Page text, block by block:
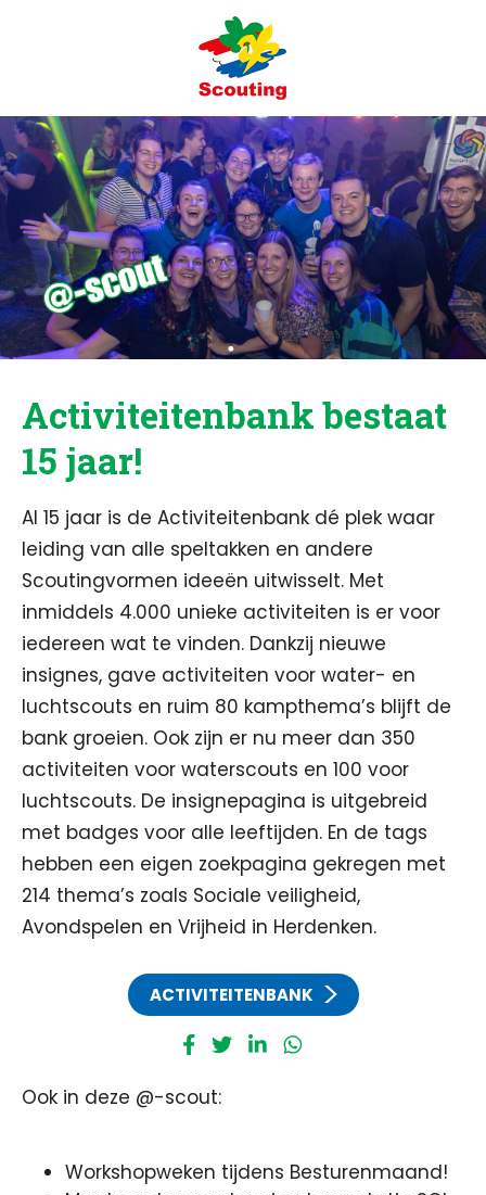
Activiteitenbank bestaat
15 jaar!
Al 15 jaar is de Activiteitenbank dé plek waar
leiding van alle speltakken en andere
Scoutingvormen ideeën uitwisselt. Met
inmiddels 4.000 unieke activiteiten is er voor
iedereen wat te vinden. Dankzij nieuwe
insignes, gave activiteiten voor water- en
luchtscouts en ruim 80 kampthema’s blijft de
bank groeien. Ook zijn er nu meer dan 350
activiteiten voor waterscouts en 100 voor
luchtscouts. De insignepagina is uitgebreid
met badges voor alle leeftijden. En de tags
hebben een eigen zoekpagina gekregen met
214 thema’s zoals Sociale veiligheid,
Avondspelen en Vrijheid in Herdenken.
ACTIVITEITENBANK
Ook in deze @-scout:
Workshopweken tijdens Besturenmaand!